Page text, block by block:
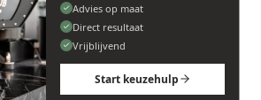
Advies op maat
Direct resultaat
Vrijblijvend
Start keuzehulp